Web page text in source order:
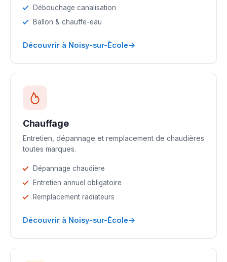
Débouchage canalisation
Ballon & chauffe-eau
Découvrir à Noisy-sur-École→
Chauffage
Entretien, dépannage et remplacement de chaudières
toutes marques.
Dépannage chaudière
Entretien annuel obligatoire
Remplacement radiateurs
Découvrir à Noisy-sur-École→